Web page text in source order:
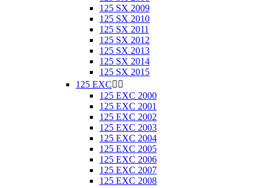
125 SX 2009
125 SX 2010
125 SX 2011
125 SX 2012
125 SX 2013
125 SX 2014
125 SX 2015
125 EXC 
125 EXC 2000
125 EXC 2001
125 EXC 2002
125 EXC 2003
125 EXC 2004
125 EXC 2005
125 EXC 2006
125 EXC 2007
125 EXC 2008